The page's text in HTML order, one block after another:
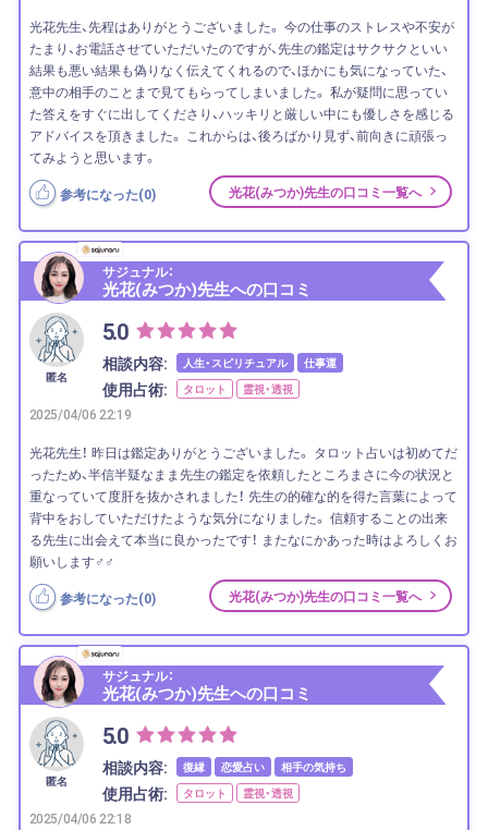
光花先生、先程はありがとうございました。 今の仕事のストレスや不安が
たまり、お電話させていただいたのですが、先生の鑑定はサクサクといい
結果も悪い結果も偽りなく伝えてくれるので、ほかにも気になっていた、
意中の相手のことまで見てもらってしまいました。 私が疑問に思ってい
た答えをすぐに出してくださり、ハッキリと厳しい中にも優しさを感じる
アドバイスを頂きました。 これからは、後ろばかり見ず、前向きに頑張っ
てみようと思います。
参考になった(0) 光花(みつか)先生の口コミ一覧へ
サジュナル：
光花(みつか)先生への口コミ
匿名
5.0
相談内容: 人生・スピリチュアル 仕事運
使用占術: タロット 霊視・透視
2025/04/06 22:19
光花先生！ 昨日は鑑定ありがとうございました。 タロット占いは初めてだ
ったため、半信半疑なまま先生の鑑定を依頼したところまさに今の状況と
重なっていて度肝を抜かされました！ 先生の的確な的を得た言葉によって
背中をおしていただけたような気分になりました。 信頼することの出来
る先生に出会えて本当に良かったです！ またなにかあった時はよろしくお
願いします‍♂️‍♂️
参考になった(0) 光花(みつか)先生の口コミ一覧へ
サジュナル：
光花(みつか)先生への口コミ
匿名
5.0
相談内容: 復縁 恋愛占い 相手の気持ち
使用占術: タロット 霊視・透視
2025/04/06 22:18